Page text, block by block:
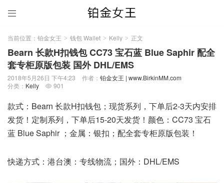

当前位置： 铂金女王 > 钱包 Wallet > Kelly > 正文
Bearn 长款H扣钱包 CC73 宝石蓝 Blue Saphir 配全
套专柜原版包装 国外 DHL/EMS
2018年5月26日 下午4:23 作者： 铂金女王 | www.BirkinMM.com
分类： Kelly  901
款式：Bearn 长款H扣钱包；现货系列，下单后2-3天内安排
发货！定制系列，下单后15-20天发货！颜色：CC73 宝石
蓝 Blue Saphir ；金属：银扣；配全套专柜原版包装！
快递方式：港台澳：专线物流；国外：DHL/EMS